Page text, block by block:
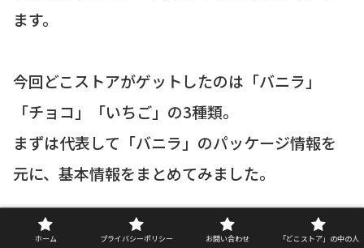
ます。
今回どこストアがゲットしたのは「バニラ」
「チョコ」「いちご」の3種類。
まずは代表して「バニラ」のパッケージ情報を
元に、基本情報をまとめてみました。
「アンデイコ シューアイス（バニラ）」基本情
ホーム プライバシーポリシー お問い合わせ 「どこストア」の中の人